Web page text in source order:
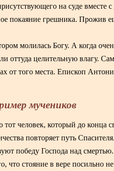
на суде вместе
покаяние грешника. Прожив
молилась Богу. А когда
оттуда целительную влагу.
от того места. Епископ
мучеников
человек, который до конца
повторяет путь
победу Господа над смертью.
стояние в вере посильно